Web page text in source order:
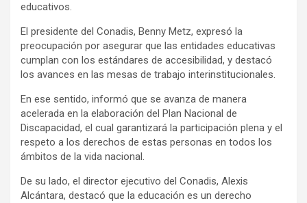
educativos.
El presidente del Conadis, Benny Metz, expresó la
preocupación por asegurar que las entidades educativas
cumplan con los estándares de accesibilidad, y destacó
los avances en las mesas de trabajo interinstitucionales.
En ese sentido, informó que se avanza de manera
acelerada en la elaboración del Plan Nacional de
Discapacidad, el cual garantizará la participación plena y el
respeto a los derechos de estas personas en todos los
ámbitos de la vida nacional.
De su lado, el director ejecutivo del Conadis, Alexis
Alcántara, destacó que la educación es un derecho